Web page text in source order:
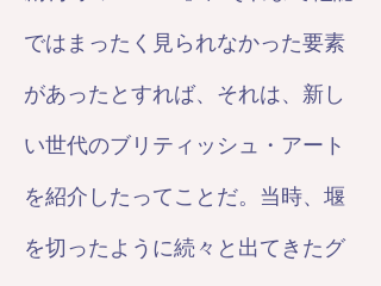
ではまったく見られなかった要素
があったとすれば、それは、新し
い世代のブリティッシュ・アート
を紹介したってことだ。当時、堰
を切ったように続々と出てきたグ